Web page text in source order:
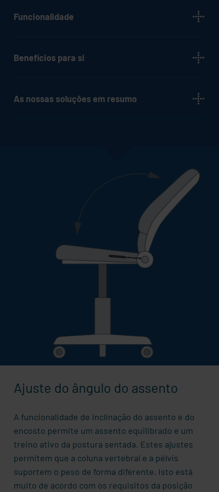
Funcionalidade
Benefícios para si
As nossas soluções em resumo
Ajuste do ângulo do assento
A funcionalidade de inclinação do assento e do
encosto permite um assento equilibrado e um
treino ativo da postura sentada. Estes ajustes
permitem que a coluna vertebral e a pélvis
suportem o peso de forma diferente. Isto está
muito de acordo com os requisitos da posição